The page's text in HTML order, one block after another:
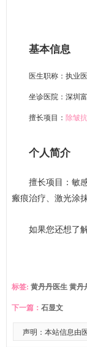
基本信息
医生职称：执业
坐诊医院： 深圳
擅长项目： 除皱
个人简介
擅长项目：敏感
瘢痕治疗、激光涂
如果您还想了
标签: 黄丹丹医生黄丹
下一篇： 石显文
声明：本站信息由